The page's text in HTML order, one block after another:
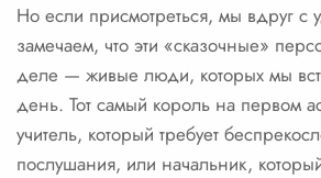
Но если присмотреться, мы вдруг с
замечаем, что эти «сказочные»
деле — живые люди, которых мы
день. Тот самый король на первом
учитель, который требует
послушания, или начальник,